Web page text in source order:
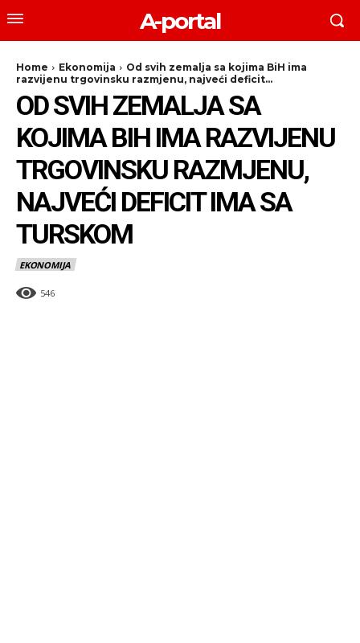
A-portal
Home Ekonomija
Od svih zemalja sa kojima BiH ima
razvijenu trgovinsku razmjenu, najveći deficit...
OD SVIH ZEMALJA SA
KOJIMA BIH IMA RAZVIJENU
TRGOVINSKU RAZMJENU,
NAJVEĆI DEFICIT IMA SA
TURSKOM
EKONOMIJA
546